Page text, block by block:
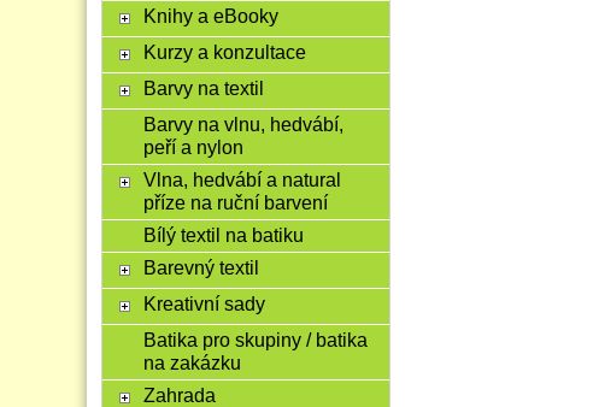
Knihy a eBooky
Kurzy a konzultace
Barvy na textil
Barvy na vlnu, hedvábí,
peří a nylon
Vlna, hedvábí a natural
příze na ruční barvení
Bílý textil na batiku
Barevný textil
Kreativní sady
Batika pro skupiny / batika
na zakázku
Zahrada